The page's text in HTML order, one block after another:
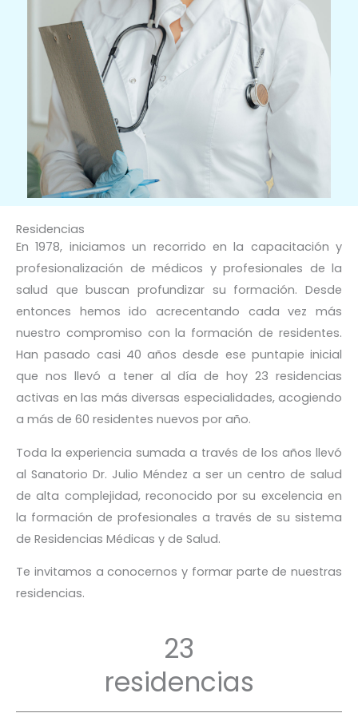
Residencias
En 1978, iniciamos un recorrido en la capacitación y
profesionalización de médicos y profesionales de la
salud que buscan profundizar su formación. Desde
entonces hemos ido acrecentando cada vez más
nuestro compromiso con la formación de residentes.
Han pasado casi 40 años desde ese puntapie inicial
que nos llevó a tener al día de hoy 23 residencias
activas en las más diversas especialidades, acogiendo
a más de 60 residentes nuevos por año.
Toda la experiencia sumada a través de los años llevó
al Sanatorio Dr. Julio Méndez a ser un centro de salud
de alta complejidad, reconocido por su excelencia en
la formación de profesionales a través de su sistema
de Residencias Médicas y de Salud.
Te invitamos a conocernos y formar parte de nuestras
residencias.
23
residencias